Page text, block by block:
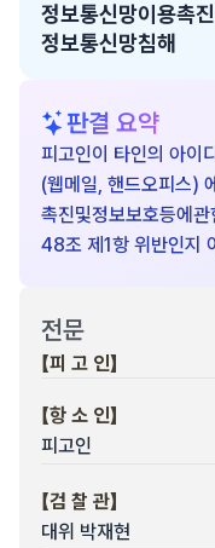
정보통신망이용촉
정보통신망침해
판결 요약
피고인이 타인의 아이
(웹메일, 핸드오피스)
촉진및정보보호등에
48조 제1항 위반인지
전문
【피 고 인】
【항 소 인】
피고인
【검 찰 관】
대위 박재현